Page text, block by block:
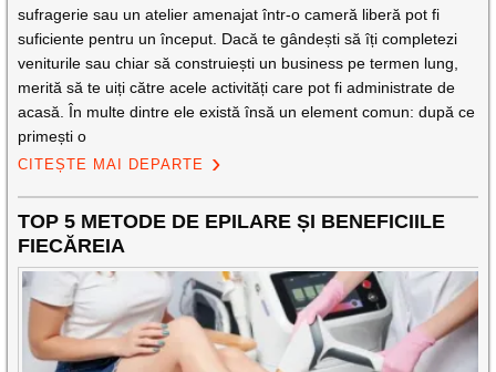
sufragerie sau un atelier amenajat într-o cameră liberă pot fi
suficiente pentru un început. Dacă te gândești să îți completezi
veniturile sau chiar să construiești un business pe termen lung,
merită să te uiți către acele activități care pot fi administrate de
acasă. În multe dintre ele există însă un element comun: după ce
primești o
CITEȘTE MAI DEPARTE
TOP 5 METODE DE EPILARE ȘI BENEFICIILE
FIECĂREIA